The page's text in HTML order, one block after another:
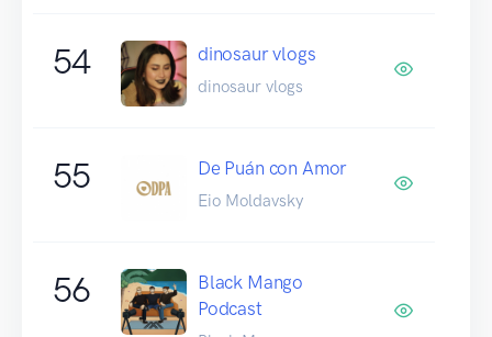
54 dinosaur vlogs
dinosaur vlogs
55 De Puán con Amor
Eio Moldavsky
56
Black Mango
Podcast